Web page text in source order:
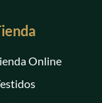
Online